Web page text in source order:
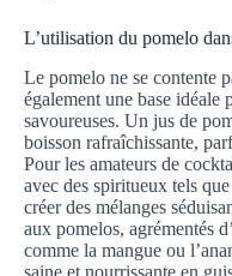
L’utilisation du pomelo
Le pomelo ne se contente
également une base idéale
savoureuses. Un jus de
boisson rafraîchissante,
Pour les amateurs de
avec des spiritueux tels
créer des mélanges
aux pomelos, agrémentés
comme la mangue ou
saine et nourrissante en